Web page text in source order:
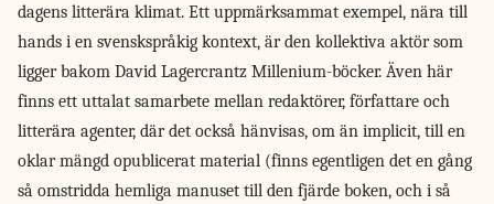
dagens litterära klimat. Ett uppmärksammat exempel, nära till
hands i en svenskspråkig kontext, är den kollektiva aktör som
ligger bakom David Lagercrantz Millenium-böcker. Även här
finns ett uttalat samarbete mellan redaktörer, författare och
litterära agenter, där det också hänvisas, om än implicit, till en
oklar mängd opublicerat material (finns egentligen det en gång
så omstridda hemliga manuset till den fjärde boken, och i så